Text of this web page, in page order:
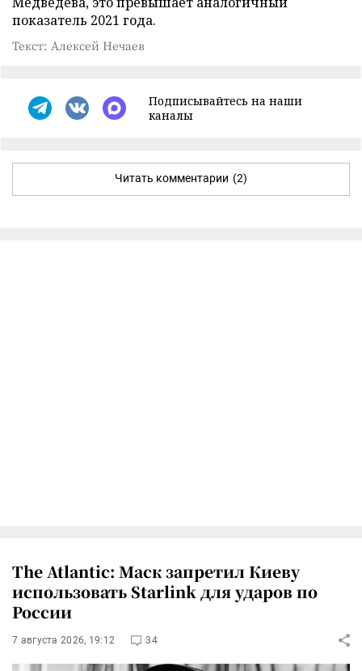
показатель 2021 года.
Текст: Алексей Нечаев
Подписывайтесь на наши
каналы
Читать комментарии (2)
The Atlantic: Маск запретил Киеву
использовать Starlink для ударов по
России
7 августа 2026, 19:12 34